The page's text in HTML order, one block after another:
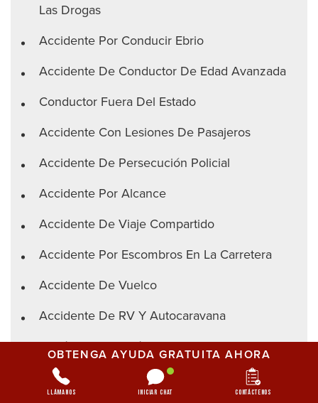
Las Drogas
Accidente Por Conducir Ebrio
Accidente De Conductor De Edad Avanzada
Conductor Fuera Del Estado
Accidente Con Lesiones De Pasajeros
Accidente De Persecución Policial
Accidente Por Alcance
Accidente De Viaje Compartido
Accidente Por Escombros En La Carretera
Accidente De Vuelco
Accidente De RV Y Autocaravana
Lesión Por Cinturón De Seguridad
Lesión Del Hombro
OBTENGA AYUDA GRATUITA AHORA
Llámanos Iniciar chat Contáctenos